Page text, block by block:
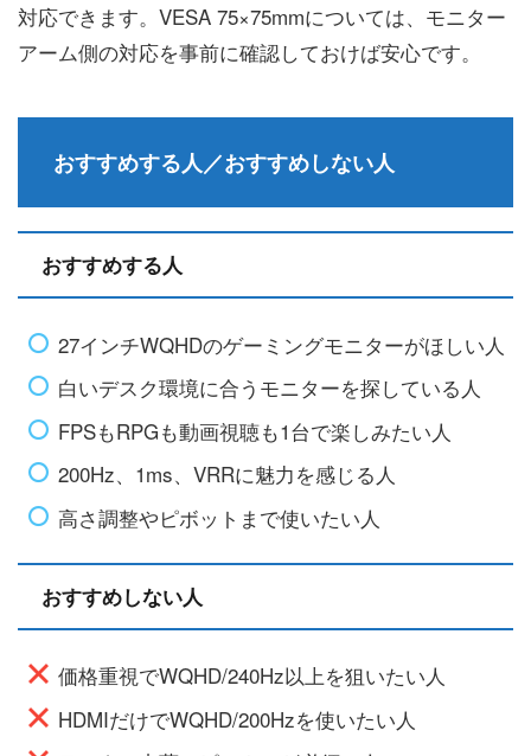
対応できます。VESA 75×75mmについては、モニター
アーム側の対応を事前に確認しておけば安心です。
おすすめする人／おすすめしない人
おすすめする人
27インチWQHDのゲーミングモニターがほしい人
白いデスク環境に合うモニターを探している人
FPSもRPGも動画視聴も1台で楽しみたい人
200Hz、1ms、VRRに魅力を感じる人
高さ調整やピボットまで使いたい人
おすすめしない人
価格重視でWQHD/240Hz以上を狙いたい人
HDMIだけでWQHD/200Hzを使いたい人